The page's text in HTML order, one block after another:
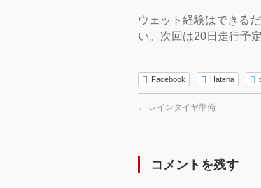
ウェット経験はできる
い。次回は20日走行予
Facebook Hatena
← レインタイヤ準備
コメントを残す